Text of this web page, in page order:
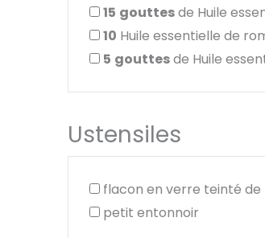
15 gouttesde Huile
10 Huile essentielle de
5 gouttesde Huile
Ustensiles
flacon en verre teinté
petit entonnoir